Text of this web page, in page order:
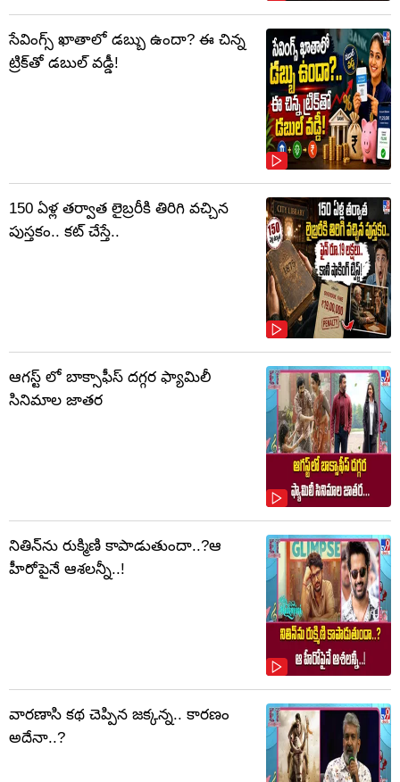
సేవింగ్స్ ఖాతాలో డబ్బు ఉందా? ఈ చిన్న
ట్రిక్‌తో డబుల్ వడ్డీ!
150 ఏళ్ల తర్వాత లైబ్రరీకి తిరిగి వచ్చిన
పుస్తకం.. కట్ చేస్తే..
ఆగస్ట్ లో బాక్సాఫీస్ దగ్గర ఫ్యామిలీ
సినిమాల జాతర
నితిన్‌ను రుక్మిణి కాపాడుతుందా..?ఆ
హీరోపైనే ఆశలన్నీ..!
వారణాసి కథ చెప్పిన జక్కన్న.. కారణం
అదేనా..?